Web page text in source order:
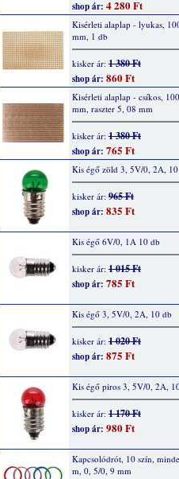
shop ár: 4 280 Ft
Kisérleti alaplap - lyukas,
mm, 1 db
kisker ár: 1 380 Ft
shop ár: 860 Ft
Kisérleti alaplap - csíkos,
mm, raszter 5, 08 mm
kisker ár: 1 380 Ft
shop ár: 765 Ft
Kis égő zöld 3, 5V/0, 2A,
kisker ár: 965 Ft
shop ár: 835 Ft
Kis égő 6V/0, 1A 10 db
kisker ár: 1 015 Ft
shop ár: 785 Ft
Kis égő 3, 5V/0, 2A, 10 db
kisker ár: 1 020 Ft
shop ár: 875 Ft
Kis égő piros 3, 5V/0, 2A,
kisker ár: 1 170 Ft
shop ár: 980 Ft
Kapcsolódrót, 10 szín,
m, 0, 5/0, 9 mm